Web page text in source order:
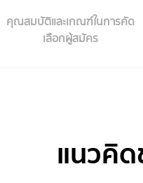
คุณสมบัติและเกณฑ์ในการคัด
เลือกผู้สมัคร
แนวคิ